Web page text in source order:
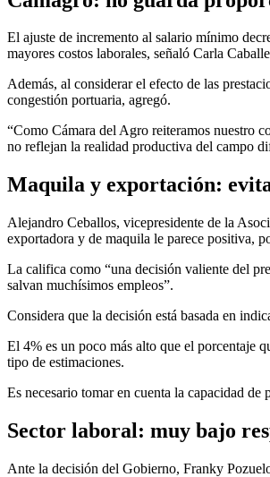
El ajuste de incremento al salario mínimo
mayores costos laborales, señaló Carla
Además, al considerar el efecto de las
congestión portuaria, agregó.
“Como Cámara del Agro reiteramos nuestro
no reflejan la realidad productiva del campo
Maquila y exportación:
Alejandro Ceballos, vicepresidente de la
exportadora y de maquila le parece positiva,
La califica como “una decisión valiente del
salvan muchísimos empleos”.
Considera que la decisión está basada en
El 4% es un poco más alto que el porcentaje
tipo de estimaciones.
Es necesario tomar en cuenta la capacidad
Sector laboral: muy bajo
Ante la decisión del Gobierno, Franky